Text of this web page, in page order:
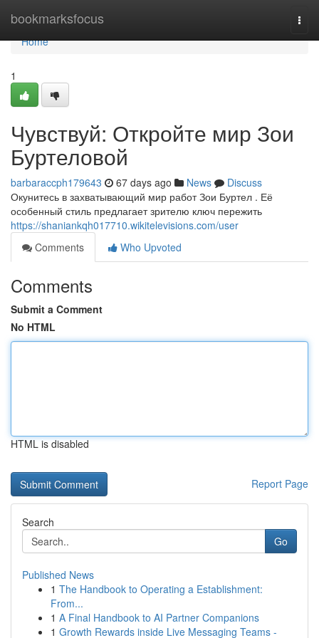
bookmarksfocus
Home
Home
1
Чувствуй: Откройте мир Зои
Буртеловой
barbaraccph179643 67 days ago News
Discuss
Окунитесь в захватывающий мир работ Зои Буртел . Её
особенный стиль предлагает зрителю ключ пережить
https://shaniankqh017710.wikitelevisions.com/user
Comments
Who Upvoted
Comments
Submit a Comment
No HTML
HTML is disabled
Report Page
Search
Go
Published News
1 The Handbook to Operating a Establishment:
From...
1 A Final Handbook to AI Partner Companions
1 Growth Rewards inside Live Messaging Teams -